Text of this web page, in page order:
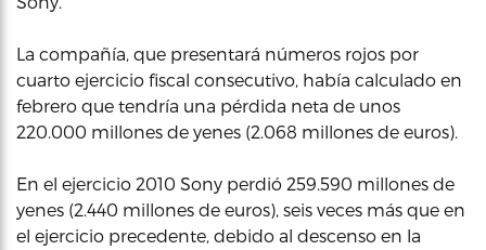
La compañía, que presentará números rojos por
cuarto ejercicio fiscal consecutivo, había calculado en
febrero que tendría una pérdida neta de unos
220.000 millones de yenes (2.068 millones de euros).
En el ejercicio 2010 Sony perdió 259.590 millones de
yenes (2.440 millones de euros), seis veces más que en
el ejercicio precedente, debido al descenso en la